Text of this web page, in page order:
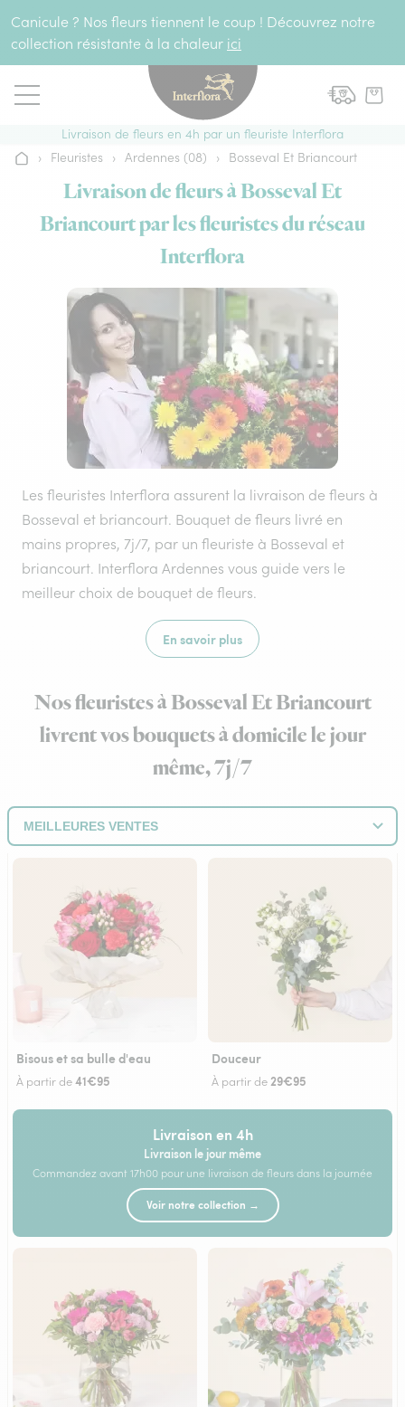
Canicule ? Nos fleurs tiennent le coup ! Découvrez notre
collection résistante à la chaleur ici
Livraison de fleurs en 4h par un fleuriste Interflora
Accueil
› Fleuristes › Ardennes (08) › Bosseval Et Briancourt
Livraison de fleurs à Bosseval Et
Briancourt par les fleuristes du réseau
Interflora
Les fleuristes Interflora assurent la livraison de fleurs à
Bosseval et briancourt. Bouquet de fleurs livré en
mains propres, 7j/7, par un fleuriste à Bosseval et
briancourt. Interflora Ardennes vous guide vers le
meilleur choix de bouquet de fleurs.
En savoir plus
Nos fleuristes à Bosseval Et Briancourt
livrent vos bouquets à domicile le jour
même, 7j/7
Bisous et sa bulle d'eau
À partir de41€95
Douceur
À partir de29€95
Livraison en 4h
Livraison le jour même
Commandez avant 17h00 pour une livraison de fleurs dans la journée
Voir notre collection →